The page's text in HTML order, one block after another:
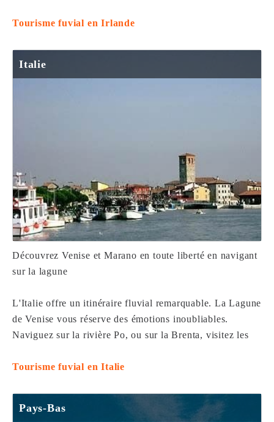
Tourisme fuvial en Irlande
Italie
Découvrez Venise et Marano en toute liberté en navigant
sur la lagune
L'Italie offre un itinéraire fluvial remarquable. La Lagune
de Venise vous réserve des émotions inoubliables.
Naviguez sur la rivière Po, ou sur la Brenta, visitez les
Tourisme fuvial en Italie
Pays-Bas